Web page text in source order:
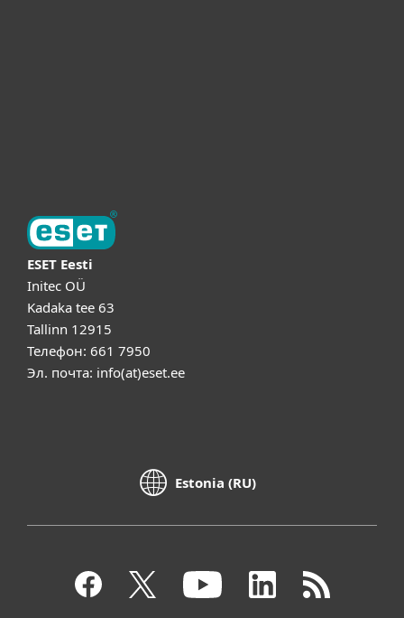
ESET Eesti
Initec OÜ
Kadaka tee 63
Tallinn 12915
Телефон: 661 7950
Эл. почта: info(at)eset.ee
Estonia (RU)